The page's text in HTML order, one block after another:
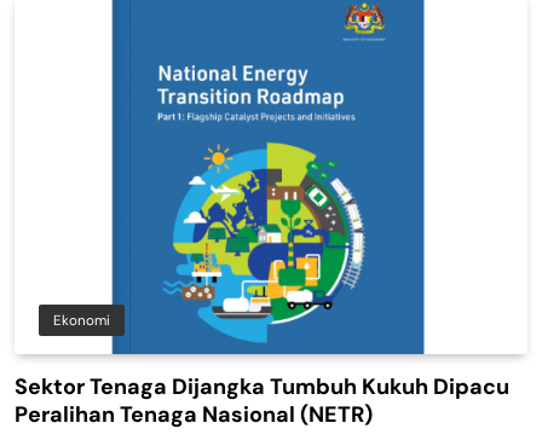
Ekonomi
Sektor Tenaga Dijangka Tumbuh Kukuh Dipacu
Peralihan Tenaga Nasional (NETR)